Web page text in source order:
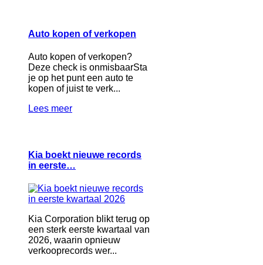
Auto kopen of verkopen
Auto kopen of verkopen?
Deze check is onmisbaarSta
je op het punt een auto te
kopen of juist te verk...
Lees meer
Kia boekt nieuwe records
in eerste…
Kia Corporation blikt terug op
een sterk eerste kwartaal van
2026, waarin opnieuw
verkooprecords wer...